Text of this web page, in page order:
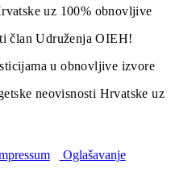
uz 100% obnovljive
član Udruženja OIEH!
u obnovljive izvore
neovisnosti Hrvatske uz
Oglašavanje